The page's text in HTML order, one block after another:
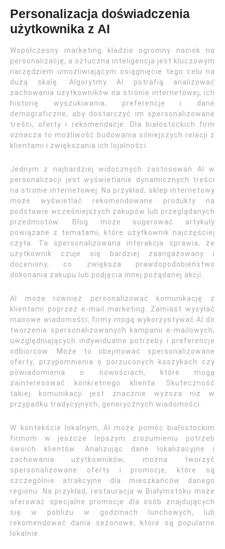
Personalizacja doświadczenia
użytkownika z AI
Współczesny marketing kładzie ogromny nacisk na
personalizację, a sztuczna inteligencja jest kluczowym
narzędziem umożliwiającym osiągnięcie tego celu na
dużą skalę. Algorytmy AI potrafią analizować
zachowania użytkowników na stronie internetowej, ich
historię wyszukiwania, preferencje i dane
demograficzne, aby dostarczyć im spersonalizowane
treści, oferty i rekomendacje. Dla białostockich firm
oznacza to możliwość budowania silniejszych relacji z
klientami i zwiększania ich lojalności.
Jednym z najbardziej widocznych zastosowań AI w
personalizacji jest wyświetlanie dynamicznych treści
na stronie internetowej. Na przykład, sklep internetowy
może wyświetlać rekomendowane produkty na
podstawie wcześniejszych zakupów lub przeglądanych
przedmiotów. Blog może sugerować artykuły
powiązane z tematami, które użytkownik najczęściej
czyta. Ta spersonalizowana interakcja sprawia, że
użytkownik czuje się bardziej zaangażowany i
doceniony, co zwiększa prawdopodobieństwo
dokonania zakupu lub podjęcia innej pożądanej akcji.
AI może również personalizować komunikację z
klientami poprzez e-mail marketing. Zamiast wysyłać
masowe wiadomości, firmy mogą wykorzystywać AI do
tworzenia spersonalizowanych kampanii e-mailowych,
uwzględniających indywidualne potrzeby i preferencje
odbiorców. Może to obejmować spersonalizowane
oferty, przypomnienia o porzuconych koszykach czy
powiadomienia o nowościach, które mogą
zainteresować konkretnego klienta. Skuteczność
takiej komunikacji jest znacznie wyższa niż w
przypadku tradycyjnych, generycznych wiadomości.
W kontekście lokalnym, AI może pomóc białostockim
firmom w jeszcze lepszym zrozumieniu potrzeb
swoich klientów. Analizując dane lokalizacyjne i
zachowania użytkowników, można tworzyć
spersonalizowane oferty i promocje, które są
szczególnie atrakcyjne dla mieszkańców danego
regionu. Na przykład, restauracja w Białymstoku może
oferować specjalne promocje dla osób znajdujących
się w pobliżu w godzinach lunchowych, lub
rekomendować dania sezonowe, które są popularne
lokalnie.